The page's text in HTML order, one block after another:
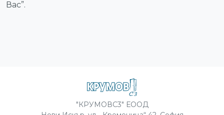
Вас”.
"КРУМОВС3" ЕООД